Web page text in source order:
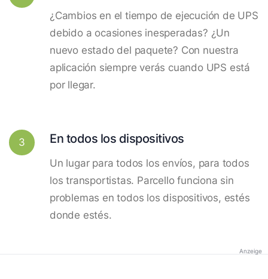
¿Cambios en el tiempo de ejecución de UPS
debido a ocasiones inesperadas? ¿Un
nuevo estado del paquete? Con nuestra
aplicación siempre verás cuando UPS está
por llegar.
3 En todos los dispositivos
Un lugar para todos los envíos, para todos
los transportistas. Parcello funciona sin
problemas en todos los dispositivos, estés
donde estés.
Anzeige